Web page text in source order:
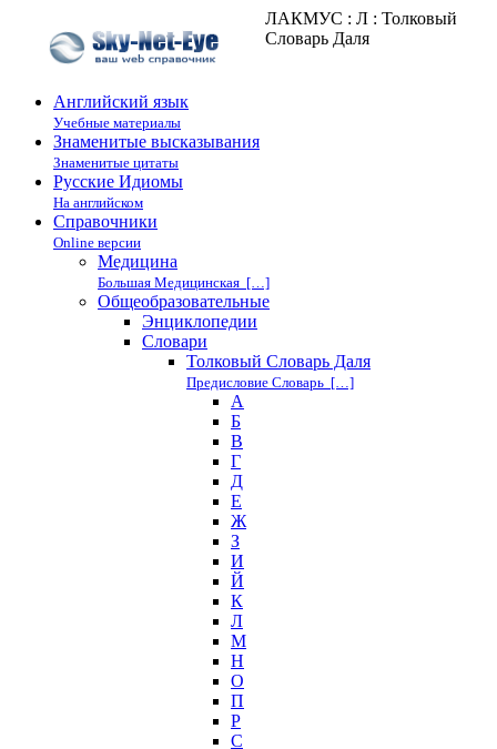
ЛАКМУС : Л : Толковый
Словарь Даля
Английский язык
Учебные материалы
Знаменитые высказывания
Знаменитые цитаты
Русские Идиомы
На английском
Справочники
Online версии
Медицина
Большая Медицинская […]
Общеобразовательные
Энциклопедии
Cловари
Толковый Словарь Даля
Предисловие Словарь […]
А
Б
В
Г
Д
Е
Ж
З
И
Й
К
Л
М
Н
О
П
Р
С